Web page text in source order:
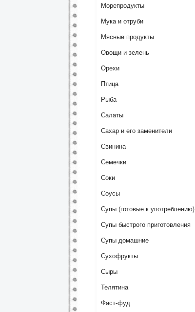
Морепродукты
Мука и отруби
Мясные продукты
Овощи и зелень
Орехи
Птица
Рыба
Салаты
Сахар и его заменители
Свинина
Семечки
Соки
Соусы
Супы (готовые к употреблению)
Супы быстрого приготовления
Супы домашние
Сухофрукты
Сыры
Телятина
Фаст-фуд